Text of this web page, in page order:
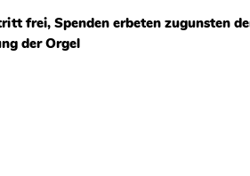
frei, Spenden erbeten zugunsten
der Orgel